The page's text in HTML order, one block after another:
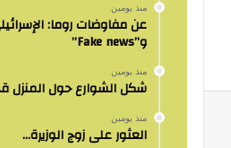
منذ يومين
عن مفاوضات روما:
و”Fake news”
منذ يومين
شكل الشوارع حول المنزل
منذ يومين
العثور على زوج الوزيرة…